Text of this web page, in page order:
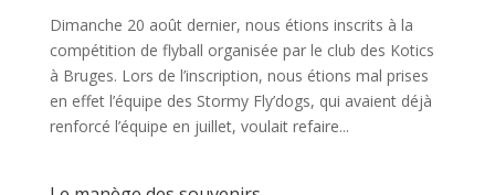
Dimanche 20 août dernier, nous étions inscrits à la
compétition de flyball organisée par le club des Kotics
à Bruges. Lors de l’inscription, nous étions mal prises
en effet l’équipe des Stormy Fly’dogs, qui avaient déjà
renforcé l’équipe en juillet, voulait refaire...